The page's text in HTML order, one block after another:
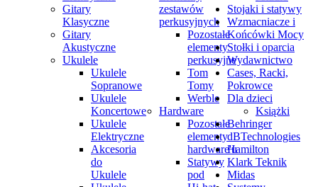
Gitary
Klasyczne
Gitary
Akustyczne
Ukulele
Ukulele
Sopranowe
Ukulele
Koncertowe
Ukulele
Elektryczne
Akcesoria
do
Ukulele
zestawów
perkusyjnych
Pozostałe
elementy
perkusyjne
Tom
Tomy
Werble
Hardware
Pozostałe
elementy
hardware'u
Statywy
pod
Stojaki i statywy
Wzmacniacze i
Końcówki Mocy
Stołki i oparcia
Wydawnictwo
Cases, Racki,
Pokrowce
Dla dzieci
Książki
Behringer
dBTechnologies
Hamilton
Klark Teknik
Midas